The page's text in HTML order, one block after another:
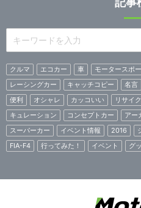
クルマ エコカー 車 モータースポ
レーシングカー
キャッチコピー 名言
便利
オシャレ カッコいい リサイ
キュレーション
コンセプトカー アー
スーパーカー
イベント情報 2016
FIA-F4
行ってみた！ イベント グ